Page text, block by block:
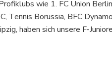
wie 1. FC Union
Tennis Borussia, BFC Dynamo
haben sich unsere F-